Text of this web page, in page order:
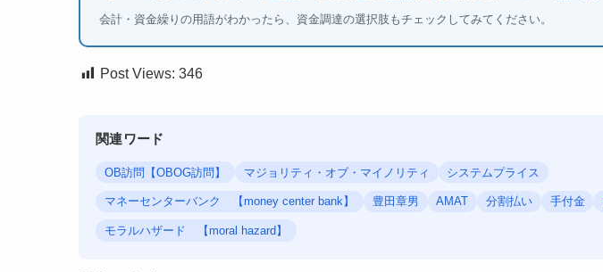
会計・資金繰りの用語がわかったら、資金調達の選択肢もチェックしてみてください。
Post Views: 346
関連ワード
OB訪問【OBOG訪問】 マジョリティ・オブ・マイノリティ システムプライス
マネーセンターバンク 【money center bank】 豊田章男 AMAT 分割払い 手付金
モラルハザード 【moral hazard】